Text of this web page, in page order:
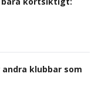
klubbar som